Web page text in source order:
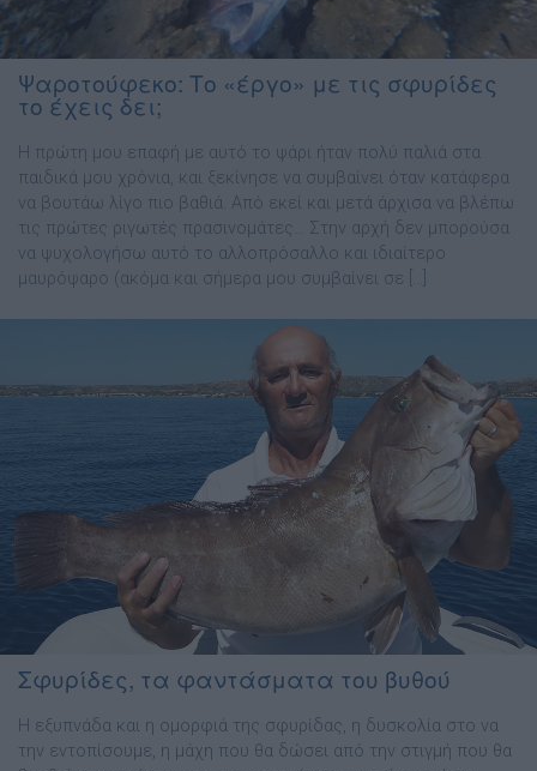
Ψαροτούφεκο: Το «έργο» με τις σφυρίδες
το έχεις δει;
Η πρώτη μου επαφή με αυτό το ψάρι ήταν πολύ παλιά στα
παιδικά μου χρόνια, και ξεκίνησε να συμβαίνει όταν κατάφερα
να βουτάω λίγο πιο βαθιά. Από εκεί και μετά άρχισα να βλέπω
τις πρώτες ριγωτές πρασινομάτες… Στην αρχή δεν μπορούσα
να ψυχολογήσω αυτό το αλλοπρόσαλλο και ιδιαίτερο
μαυρόψαρο (ακόμα και σήμερα μου συμβαίνει σε […]
Σφυρίδες, τα φαντάσματα του βυθού
Η εξυπνάδα και η ομορφιά της σφυρίδας, η δυσκολία στο να
την εντοπίσουμε, η μάχη που θα δώσει από την στιγμή που θα